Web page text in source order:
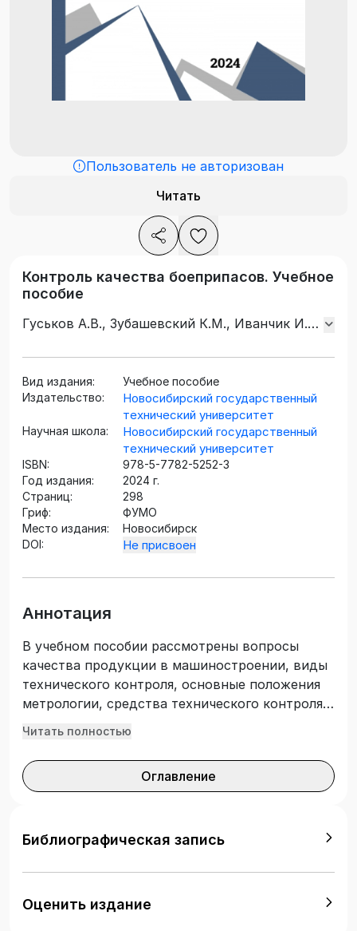
Пользователь не авторизован
Читать
Контроль качества боеприпасов. Учебное
пособие
Гуськов А.В., Зубашевский К.М., Иванчик И.С.,
Вид издания:
Учебное пособие
Издательство:
Новосибирский государственный
технический университет
Научная школа:
Новосибирский государственный
технический университет
ISBN:
978-5-7782-5252-3
Год издания:
2024 г.
Страниц:
298
Гриф:
ФУМО
Место издания:
Новосибирск
DOI:
Не присвоен
Аннотация
В учебном пособии рассмотрены вопросы
качества продукции в машиностроении, виды
технического контроля, основные положения
метрологии, средства технического контроля
показателей качества деталей и изделий, а
параметров качества боеприпасов – линейных
размеров, пространственных отклонений,
статистическое регулирование
предназначен для студентов и аспирантов
технических университетов и
машиностроительных вузов, курсантов
Читать полностью
Оглавление
Библиографическая запись
Оценить издание